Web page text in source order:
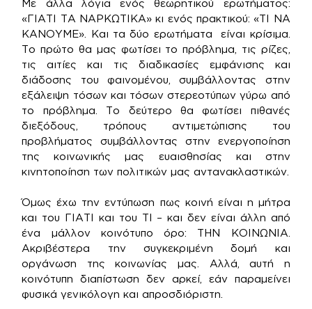
Με άλλα λόγια ενός θεωρητικού ερωτήματος:
«ΓΙΑΤΙ ΤΑ ΝΑΡΚΩΤΙΚΑ» κι ενός πρακτικού: «ΤΙ ΝΑ
ΚΑΝΟΥΜΕ». Και τα δύο ερωτήματα είναι κρίσιμα.
Το πρώτο θα μας φωτίσει το πρόβλημα, τις ρίζες,
τις αιτίες και τις διαδικασίες εμφάνισης και
διάδοσης του φαινομένου, συμβάλλοντας στην
εξάλειψη τόσων και τόσων στερεοτύπων γύρω από
το πρόβλημα. Το δεύτερο θα φωτίσει πιθανές
διεξόδους, τρόπους αντιμετώπισης του
προβλήματος συμβάλλοντας στην ενεργοποίηση
της κοινωνικής μας ευαισθησίας και στην
κινητοποίηση των πολιτικών μας αντανακλαστικών.
Όμως έχω την εντύπωση πως κοινή είναι η μήτρα
και του ΓΙΑΤΙ και του ΤΙ – και δεν είναι άλλη από
ένα μάλλον κοινότυπο όρο: ΤΗΝ ΚΟΙΝΩΝΙΑ.
Ακριβέστερα την συγκεκριμένη δομή και
οργάνωση της κοινωνίας μας. Αλλά, αυτή η
κοινότυπη διαπίστωση δεν αρκεί, εάν παραμείνει
φυσικά γενικόλογη και απροσδιόριστη.